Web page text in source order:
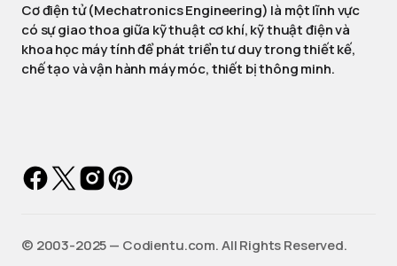
Cơ điện tử (Mechatronics Engineering) là một lĩnh vực
có sự giao thoa giữa kỹ thuật cơ khí, kỹ thuật điện và
khoa học máy tính để phát triển tư duy trong thiết kế,
chế tạo và vận hành máy móc, thiết bị thông minh.
©️ 2003-2025 — Codientu.com. All Rights Reserved.